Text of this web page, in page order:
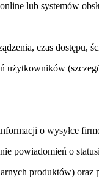
lub systemów
czas dostępu,
użytkowników
o wysyłce
powiadomień o
produktów)